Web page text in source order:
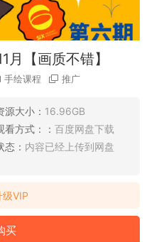
【画质不错】
手绘课程 推广
源大小： 16.96GB
看方式：： 百度网盘下载
态： 内容已经上传到网盘
级VIP
买